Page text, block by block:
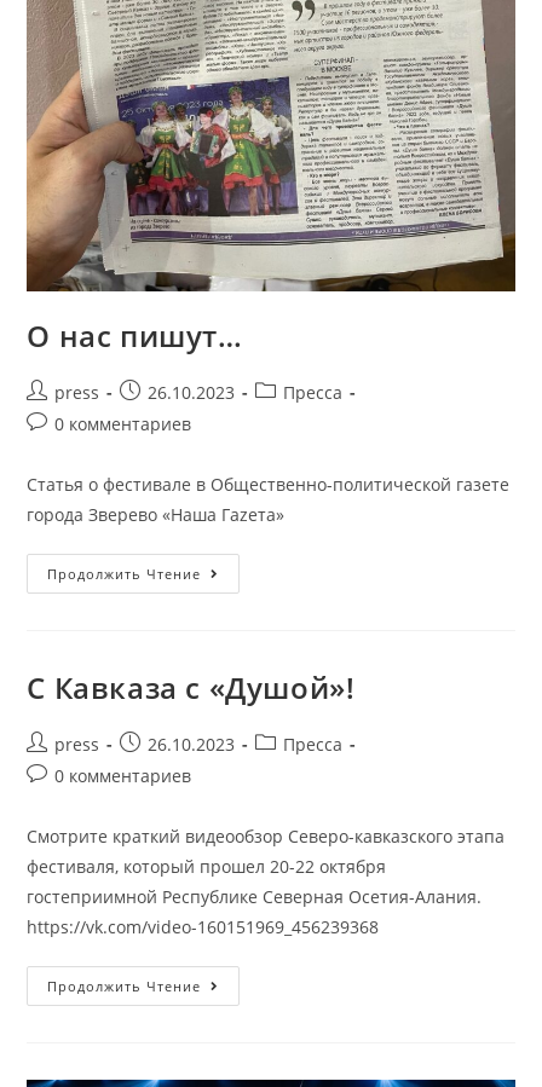
О нас пишут…
press 26.10.2023
Пресса
0 комментариев
Статья о фестивале в Общественно-политической газете
города Зверево «Наша Гаzета»
Продолжить Чтение
С Кавказа с «Душой»!
press 26.10.2023
Пресса
0 комментариев
Смотрите краткий видеообзор Северо-кавказского этапа
фестиваля, который прошел 20-22 октября
гостеприимной Республике Северная Осетия-Алания.
https://vk.com/video-160151969_456239368
Продолжить Чтение